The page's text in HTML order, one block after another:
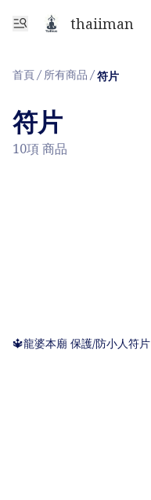
thaiiman
首頁 / 所有商品 / 符片
符片
10項 商品
🔱龍婆本廟 保護/防小人符片